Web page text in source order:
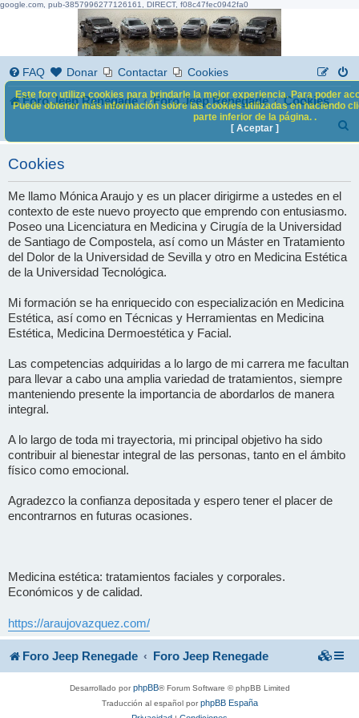
google.com, pub-3857996277126161, DIRECT, f08c47fec0942fa0
FAQ Donar Contactar Cookies
Foro Jeep Renegade Foro Jeep Renegade Cookies
Cookies
Me llamo Mónica Araujo y es un placer dirigirme a ustedes en el
contexto de este nuevo proyecto que emprendo con entusiasmo.
Poseo una Licenciatura en Medicina y Cirugía de la Universidad
de Santiago de Compostela, así como un Máster en Tratamiento
del Dolor de la Universidad de Sevilla y otro en Medicina Estética
de la Universidad Tecnológica.
Mi formación se ha enriquecido con especialización en Medicina
Estética, así como en Técnicas y Herramientas en Medicina
Estética, Medicina Dermoestética y Facial.
Las competencias adquiridas a lo largo de mi carrera me facultan
para llevar a cabo una amplia variedad de tratamientos, siempre
manteniendo presente la importancia de abordarlos de manera
integral.
A lo largo de toda mi trayectoria, mi principal objetivo ha sido
contribuir al bienestar integral de las personas, tanto en el ámbito
físico como emocional.
Agradezco la confianza depositada y espero tener el placer de
encontrarnos en futuras ocasiones.
Medicina estética: tratamientos faciales y corporales.
Económicos y de calidad.
https://araujovazquez.com/
Este foro utiliza cookies para brindarle la mejor experiencia. Para poder
Puede obtener más información sobre las cookies utilizadas en haciendo
parte inferior de la página. .
[ Aceptar ]
Foro Jeep Renegade Foro Jeep Renegade
Desarrollado porphpBB® Forum Software © phpBB Limited
Traducción al español porphpBB España